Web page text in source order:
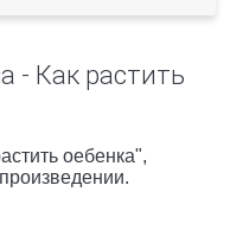
- Как растить
оебенка",